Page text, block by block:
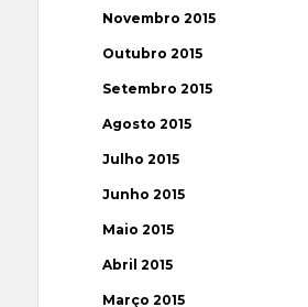
Novembro 2015
Outubro 2015
Setembro 2015
Agosto 2015
Julho 2015
Junho 2015
Maio 2015
Abril 2015
Março 2015